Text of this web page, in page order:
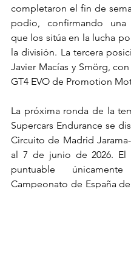
completaron el fin de
podio, confirmando una
que los sitúa en la lucha
la división. La tercera
Javier Macías y Smörg,
GT4 EVO de Promotion
La próxima ronda de la
Supercars Endurance se
Circuito de Madrid
al 7 de junio de 2026. El
puntuable
Campeonato de España